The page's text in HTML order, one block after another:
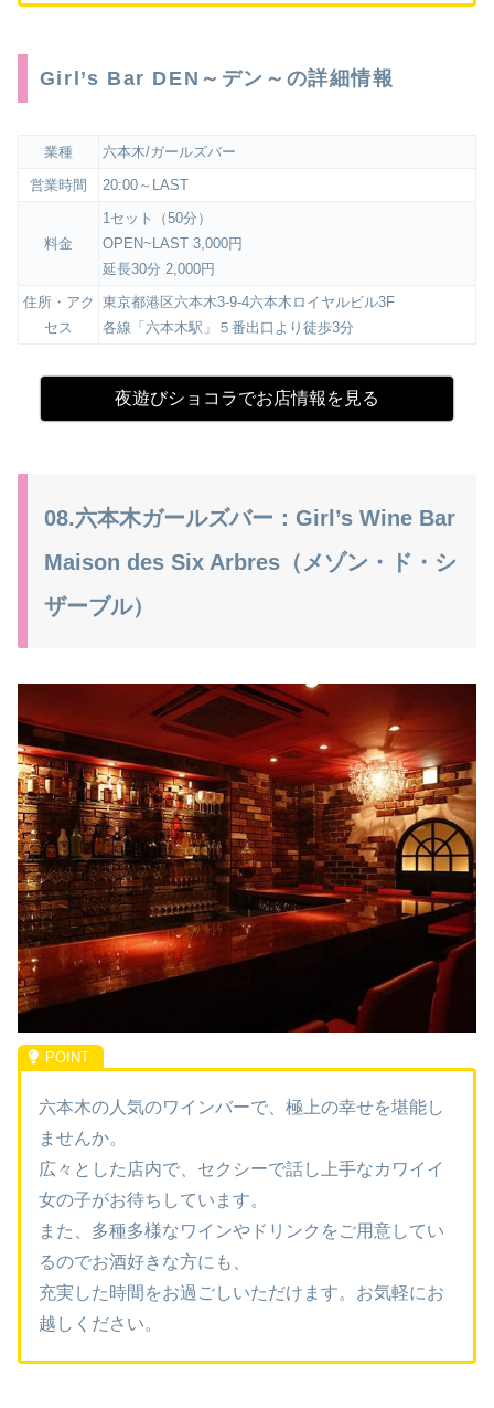
Girl’s Bar DEN～デン～の詳細情報
業種
六本木/ガールズバー
営業時間
20:00～LAST
料金
1セット（50分）
OPEN~LAST 3,000円
延長30分 2,000円
住所・アク
セス
東京都港区六本木3-9-4六本木ロイヤルビル3F
各線「六本木駅」５番出口より徒歩3分
夜遊びショコラでお店情報を見る
08.六本木ガールズバー：Girl’s Wine Bar
Maison des Six Arbres（メゾン・ド・シ
ザーブル）
六本木の人気のワインバーで、極上の幸せを堪能し
ませんか。
広々とした店内で、セクシーで話し上手なカワイイ
女の子がお待ちしています。
また、多種多様なワインやドリンクをご用意してい
るのでお酒好きな方にも、
充実した時間をお過ごしいただけます。お気軽にお
越しください。